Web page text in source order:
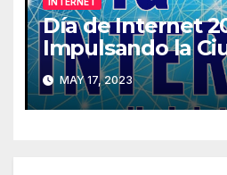
Día de Internet
Impulsando la
Digital
MAY 17, 2023